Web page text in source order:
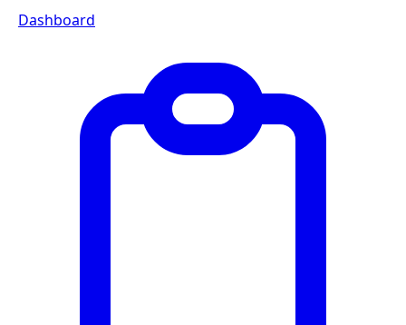
Dashboard